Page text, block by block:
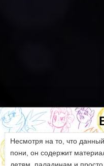
Несмотря на то, что
пони, он содержит
детям, паладинам и